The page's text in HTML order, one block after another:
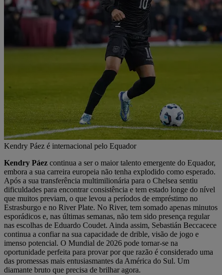
Kendry Páez é internacional pelo Equador
Kendry Páez continua a ser o maior talento emergente do Equador,
embora a sua carreira europeia não tenha explodido como esperado.
Após a sua transferência multimilionária para o Chelsea sentiu
dificuldades para encontrar consistência e tem estado longe do nível
que muitos previam, o que levou a períodos de empréstimo no
Estrasburgo e no River Plate. No River, tem somado apenas minutos
esporádicos e, nas últimas semanas, não tem sido presença regular
nas escolhas de Eduardo Coudet. Ainda assim, Sebastián Beccacece
continua a confiar na sua capacidade de drible, visão de jogo e
imenso potencial. O Mundial de 2026 pode tornar-se na
oportunidade perfeita para provar por que razão é considerado uma
das promessas mais entusiasmantes da América do Sul. Um
diamante bruto que precisa de brilhar agora.